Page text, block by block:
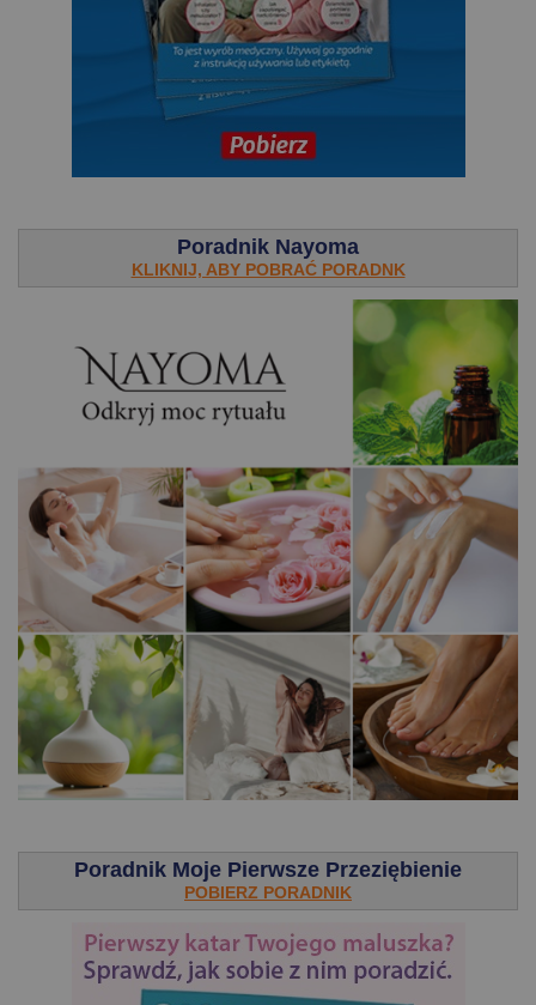
Poradnik Nayoma
KLIKNIJ, ABY POBRAĆ PORADNK
Poradnik Moje Pierwsze Przeziębienie
POBIERZ PORADNIK